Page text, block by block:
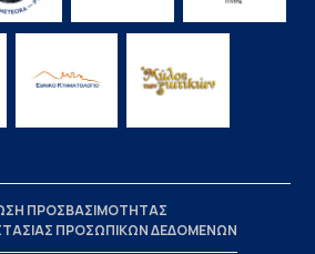
ΠΡΟΣΒΑΣΙΜΟΤΗΤΑΣ
ΠΡΟΣΩΠΙΚΩΝ ΔΕΔΟΜΕΝΩΝ